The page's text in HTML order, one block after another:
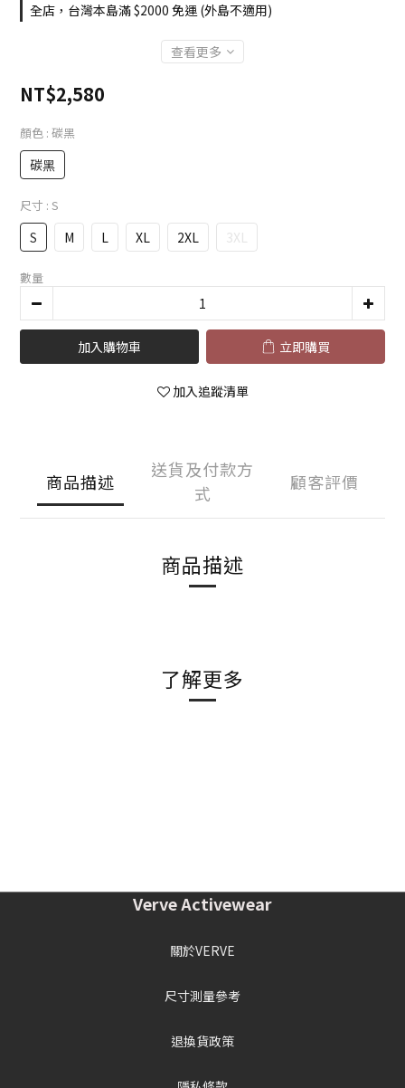
全店，台灣本島滿 $2000 免運 (外島不適用)
查看更多
NT$2,580
顏色 : 碳黑
碳黑
尺寸 : S
S M L XL 2XL 3XL
數量
加入購物車 立即購買
加入追蹤清單
商品描述
送貨及付款方
式
顧客評價
商品描述
了解更多
Verve Activewear
關於VERVE
尺寸測量參考
退換貨政策